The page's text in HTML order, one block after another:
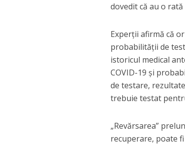
dovedit că au o
Experții afirmă că
probabilității de
istoricul medical
COVID-19 și
de testare,
trebuie testat
„Revărsarea”
recuperare, poate